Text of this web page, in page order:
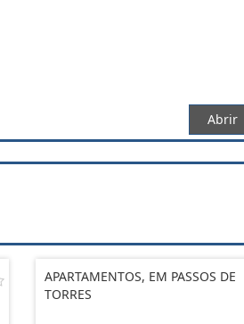
Abrir
APARTAMENTOS, EM PASSOS DE
TORRES